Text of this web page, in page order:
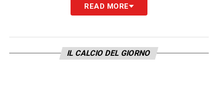
Resta comunque l’incognita sul possibile
READ MORE
IL CALCIO DEL GIORNO